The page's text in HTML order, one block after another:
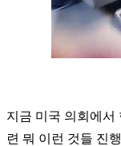
지금 미국 의회에서
련 뭐 이런 것들 진행